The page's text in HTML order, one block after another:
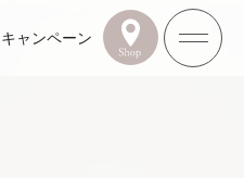
キャンペーン